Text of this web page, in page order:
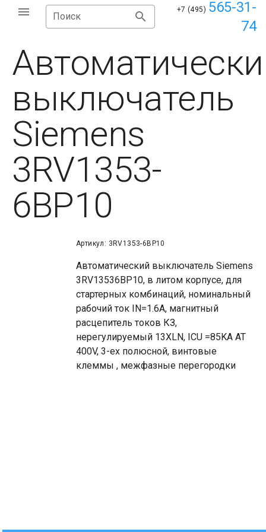
Поиск
+7 (495) 565-31-
74
выключатель
Siemens
3RV1353-
6BP10
Артикул: 3RV1353-6BP10
Автоматический выключатель Siemens
3RV13536BP10, в литом корпусе, для
стартерных комбинаций, номинальный
рабочий ток IN=1.6A, магнитный
расцепитель токов КЗ,
нерегулируемый 13XLN, ICU =85KA AT
400V, 3-ех полюсной, винтовые
клеммы , межфазные перегородки